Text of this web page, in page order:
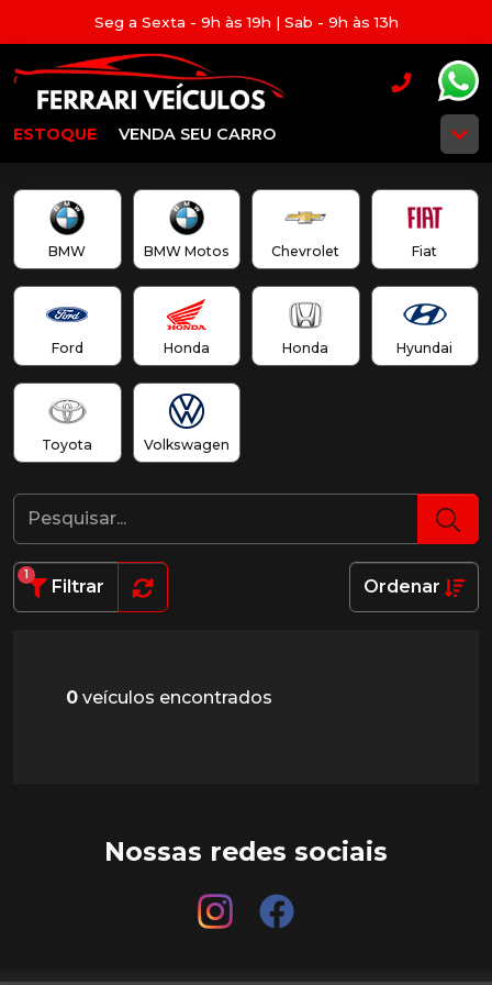
Seg a Sexta - 9h às 19h | Sab - 9h às 13h
ESTOQUE VENDA SEU CARRO
BMW BMW Motos Chevrolet Fiat
Ford Honda Honda Hyundai
Toyota Volkswagen
Filtrar
1
Ordenar
0 veículos encontrados
Nossas redes sociais